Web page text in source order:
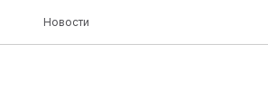
Новости